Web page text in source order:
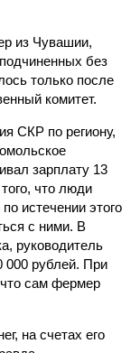
из Чувашии,
без
только после
комитет.
СКР по региону,
зарплату 13
что люди
истечении этого
с ними. В
руководитель
000 рублей. При
сам фермер
на счетах его